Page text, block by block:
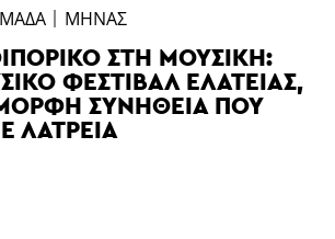
ΜΉΝΑΣ
ΣΤΗ ΜΟΥΣΙΚΉ:
ΦΕΣΤΙΒΆΛ ΕΛΆΤΕΙΑΣ,
ΣΥΝΉΘΕΙΑ ΠΟΥ
ΛΑΤΡΕΊΑ